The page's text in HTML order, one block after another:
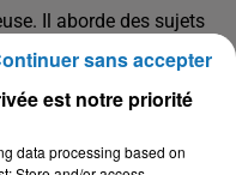
Il aborde des sujets
humain.
de ses succès ?
la marque de
est notre priorité
data processing based on
sans accepter